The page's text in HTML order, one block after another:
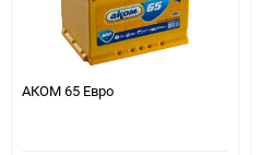
АКОМ 65 Евро